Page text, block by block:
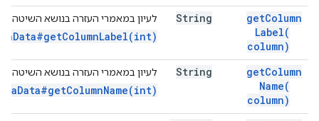
getColumn
Label(
column)
String לעיון במאמרי העזרה בנושא השיטה
getColumn
Name(
column)
String לעיון במאמרי העזרה בנושא השיטה